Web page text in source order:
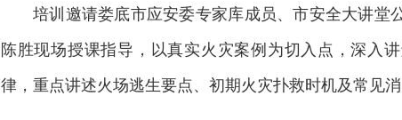
培训邀请娄底市应安委专家库成员、市安全大讲堂
陈胜现场授课指导，以真实火灾案例为切入点，深入
律，重点讲述火场逃生要点、初期火灾扑救时机及常见消